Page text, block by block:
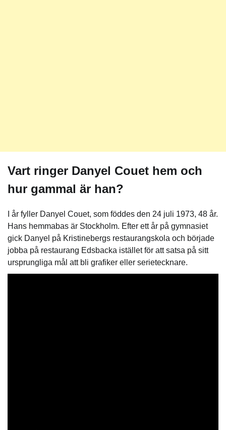
Vart ringer Danyel Couet hem och
hur gammal är han?
I år fyller Danyel Couet, som föddes den 24 juli 1973, 48 år.
Hans hemmabas är Stockholm. Efter ett år på gymnasiet
gick Danyel på Kristinebergs restaurangskola och började
jobba på restaurang Edsbacka istället för att satsa på sitt
ursprungliga mål att bli grafiker eller serietecknare.